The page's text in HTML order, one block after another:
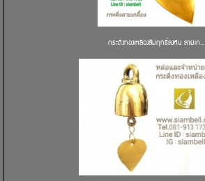
กระดิ่งทองเหลืองสัมฤทธิ์ลงหิน ลายเก...